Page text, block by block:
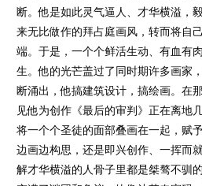
断。他是如此灵气逼人、才华横溢，
来无比做作的拜占庭画风，转而将自
端。于是，一个个鲜活生动、有血有
生。他的光芒盖过了同时期许多画家
断涌出，他搞建筑设计，搞绘画。在
见他为创作《最后的审判》正在离地
将一个个圣徒的面部叠画在一起，赋
边画边构思，还是即兴创作、一挥而
解才华横溢的人骨子里都是桀骜不驯